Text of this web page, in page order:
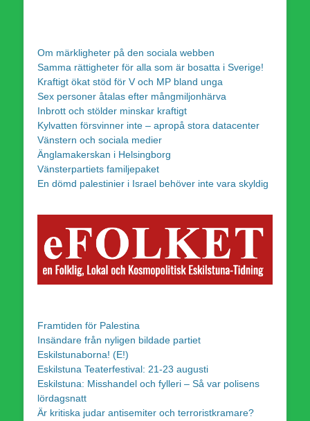
Om märkligheter på den sociala webben
Samma rättigheter för alla som är bosatta i Sverige!
Kraftigt ökat stöd för V och MP bland unga
Sex personer åtalas efter mångmiljonhärva
Inbrott och stölder minskar kraftigt
Kylvatten försvinner inte – apropå stora datacenter
Vänstern och sociala medier
Änglamakerskan i Helsingborg
Vänsterpartiets familjepaket
En dömd palestinier i Israel behöver inte vara skyldig
Framtiden för Palestina
Insändare från nyligen bildade partiet
Eskilstunaborna! (E!)
Eskilstuna Teaterfestival: 21-23 augusti
Eskilstuna: Misshandel och fylleri – Så var polisens
lördagsnatt
Är kritiska judar antisemiter och terroristkramare?